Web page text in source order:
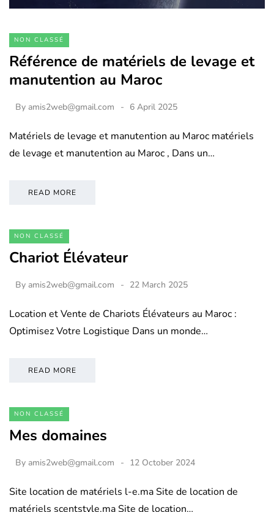
NON CLASSÉ
Référence de matériels de levage et
manutention au Maroc
By amis2web@gmail.com 6 April 2025
Matériels de levage et manutention au Maroc matériels
de levage et manutention au Maroc , Dans un…
READ MORE
NON CLASSÉ
Chariot Élévateur
By amis2web@gmail.com 22 March 2025
Location et Vente de Chariots Élévateurs au Maroc :
Optimisez Votre Logistique Dans un monde…
READ MORE
NON CLASSÉ
Mes domaines
By amis2web@gmail.com 12 October 2024
Site location de matériels l-e.ma Site de location de
matériels scentstyle.ma Site de location…